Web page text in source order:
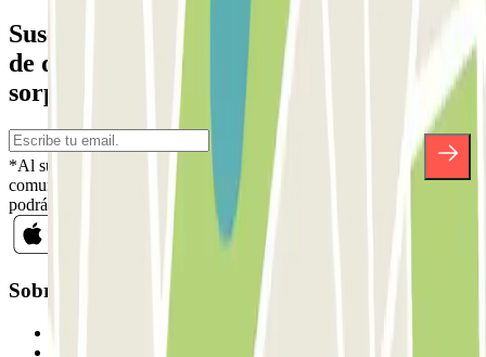
Suscríbete a nuestra newsletter y entérate
de descuentos, sorteos y otras muchas
sorpresas.
*Al suscribirte aceptas nuestra Política de Privacidad para recibir
comunicaciones comerciales de Parclick. Sin ningún compromiso,
podrás darte de baja cuando quieras en la misma newsletter.
Sobre Parclick